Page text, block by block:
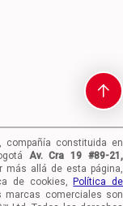
compañía constituida en
Av. Cra 19 #89-21,
más allá de esta página,
de cookies,Política de
marcas comerciales son